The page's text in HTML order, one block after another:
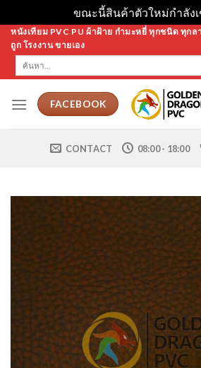
ขณะนี้สินค้าตัวใหม่กำลัง
Skip
content
หนังเทียม PVC PU ผ้าฝ้าย กำมะหยี่ ทุกชนิด ทุกล
ถูก โรงงาน ขายเอง
ค้นหา:
FACEBOOK
CONTACT 08:00 - 18:00